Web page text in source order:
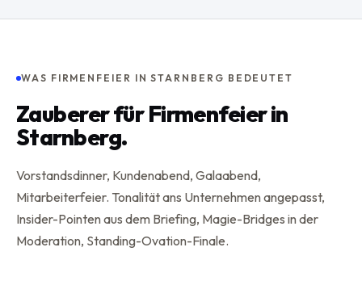
WAS FIRMENFEIER IN STARNBERG BEDEUTET
Zauberer für Firmenfeier in
Starnberg.
Vorstandsdinner, Kundenabend, Galaabend,
Mitarbeiterfeier. Tonalität ans Unternehmen angepasst,
Insider-Pointen aus dem Briefing, Magie-Bridges in der
Moderation, Standing-Ovation-Finale.